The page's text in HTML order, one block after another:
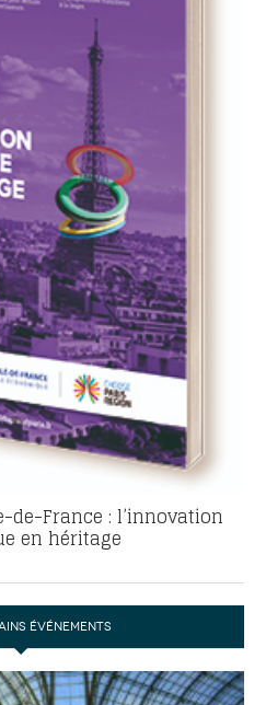
France : l’innovation
en héritage
ÉVÉNEMENTS